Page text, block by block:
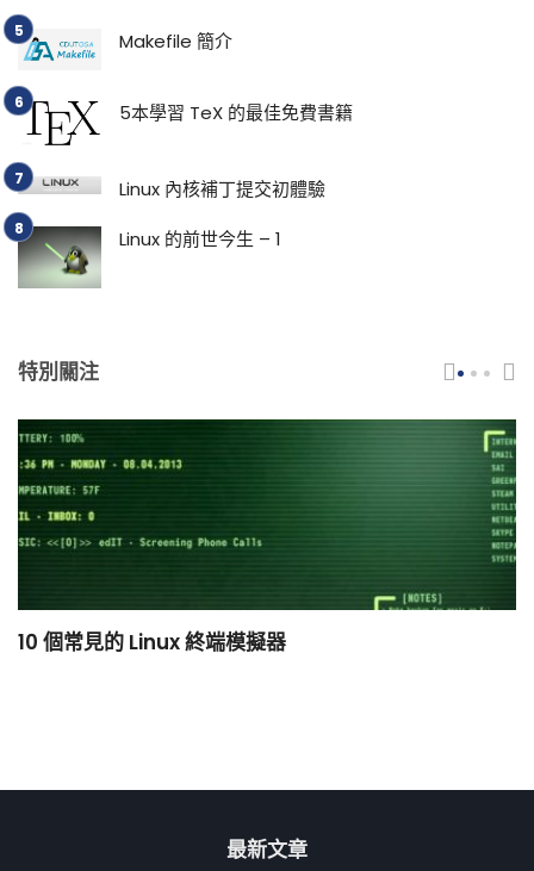
Makefile 簡介
5本學習 TeX 的最佳免費書籍
Linux 內核補丁提交初體驗
Linux 的前世今生 – 1
特別關注
10 個常見的 Linux 終端模擬器
最新文章